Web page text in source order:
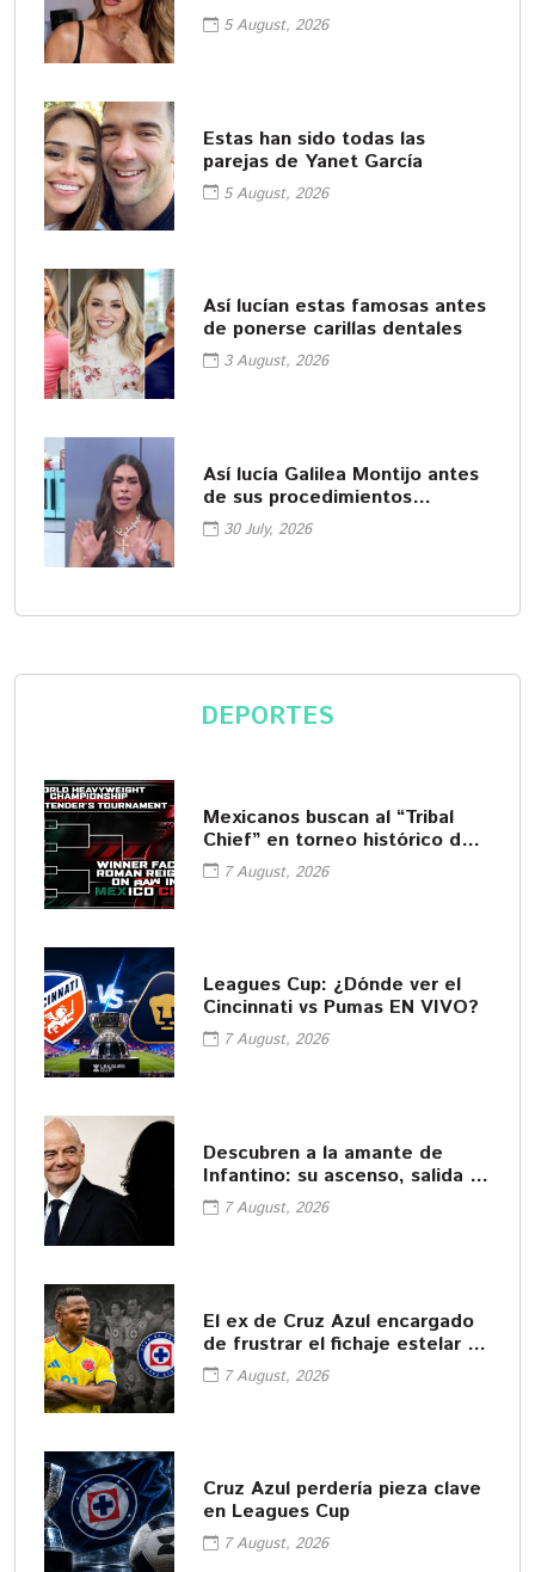
5 August, 2026
Estas han sido todas las
parejas de Yanet García
5 August, 2026
Así lucían estas famosas antes
de ponerse carillas dentales
3 August, 2026
Así lucía Galilea Montijo antes
de sus procedimientos
cosméticos
30 July, 2026
DEPORTES
Mexicanos buscan al “Tribal
Chief” en torneo histórico de
WWE7 August, 2026
Leagues Cup: ¿Dónde ver el
Cincinnati vs Pumas EN VIVO?
7 August, 2026
Descubren a la amante de
Infantino: su ascenso, salida y
pago de la UEFA
7 August, 2026
El ex de Cruz Azul encargado
de frustrar el fichaje estelar de
América
7 August, 2026
Cruz Azul perdería pieza clave
en Leagues Cup
7 August, 2026